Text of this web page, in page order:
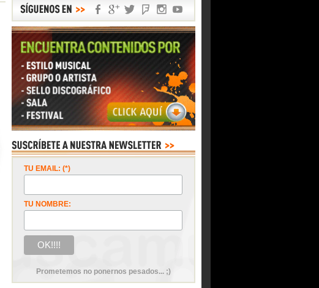
TU EMAIL: (*)
TU NOMBRE:
Prometemos no ponernos pesados... ;)